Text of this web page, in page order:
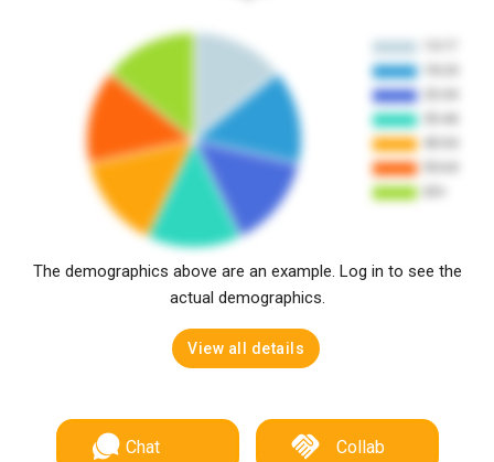
The demographics above are an example. Log in to see the
actual demographics.
View all details
Chat Collab